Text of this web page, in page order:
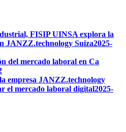
FISIP UINSA explora la
JANZZ.technology Suiza2025-
del mercado laboral en Ca
empresa JANZZ.technology
el mercado laboral digital2025-